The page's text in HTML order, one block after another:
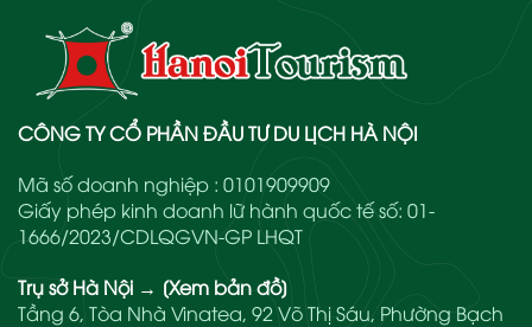
CÔNG TY CỔ PHẦN ĐẦU TƯ DU LỊCH HÀ NỘI
Mã số doanh nghiệp : 0101909909
Giấy phép kinh doanh lữ hành quốc tế số: 01-
1666/2023/CDLQGVN-GP LHQT
Trụ sở Hà Nội → [Xem bản đồ]
Tầng 6, Tòa Nhà Vinatea, 92 Võ Thị Sáu, Phường Bạch